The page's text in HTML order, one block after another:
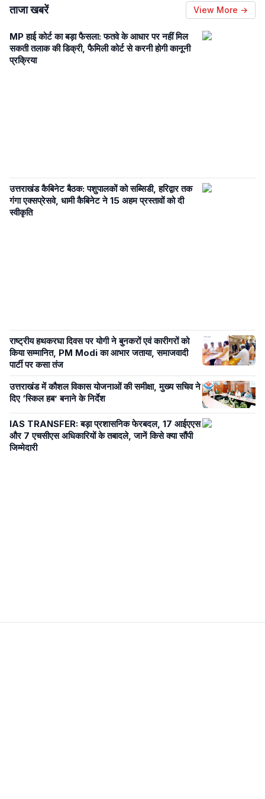
ताजा खबरें View More →
MP हाई कोर्ट का बड़ा फैसला: फतवे के आधार पर नहीं मिल
सकती तलाक की डिक्री, फैमिली कोर्ट से करनी होगी कानूनी
प्रक्रिया
उत्तराखंड कैबिनेट बैठक: पशुपालकों को सब्सिडी, हरिद्वार तक
गंगा एक्सप्रेसवे, धामी कैबिनेट ने 15 अहम प्रस्तावों को दी
स्वीकृति
राष्ट्रीय हथकरघा दिवस पर योगी ने बुनकरों एवं कारीगरों को
किया सम्मानित, PM Modi का आभार जताया, समाजवादी
पार्टी पर कसा तंज
उत्तराखंड में कौशल विकास योजनाओं की समीक्षा, मुख्य सचिव ने
दिए ‘स्किल हब’ बनाने के निर्देश
IAS TRANSFER: बड़ा प्रशासनिक फेरबदल, 17 आईएएस
और 7 एचसीएस अधिकारियों के तबादले, जानें किसे क्या सौंपी
जिम्मेदारी